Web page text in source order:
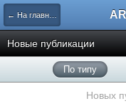
← На главную
Новые публикации
По типу
Новых